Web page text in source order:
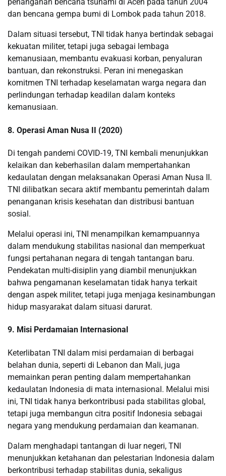
penanganan bencana tsunami di Aceh pada tahun 2004
dan bencana gempa bumi di Lombok pada tahun 2018.
Dalam situasi tersebut, TNI tidak hanya bertindak sebagai
kekuatan militer, tetapi juga sebagai lembaga
kemanusiaan, membantu evakuasi korban, penyaluran
bantuan, dan rekonstruksi. Peran ini menegaskan
komitmen TNI terhadap keselamatan warga negara dan
perlindungan terhadap keadilan dalam konteks
kemanusiaan.
8. Operasi Aman Nusa II (2020)
Di tengah pandemi COVID-19, TNI kembali menunjukkan
kelaikan dan keberhasilan dalam mempertahankan
kedaulatan dengan melaksanakan Operasi Aman Nusa II.
TNI dilibatkan secara aktif membantu pemerintah dalam
penanganan krisis kesehatan dan distribusi bantuan
sosial.
Melalui operasi ini, TNI menampilkan kemampuannya
dalam mendukung stabilitas nasional dan memperkuat
fungsi pertahanan negara di tengah tantangan baru.
Pendekatan multi-disiplin yang diambil menunjukkan
bahwa pengamanan keselamatan tidak hanya terkait
dengan aspek militer, tetapi juga menjaga kesinambungan
hidup masyarakat dalam situasi darurat.
9. Misi Perdamaian Internasional
Keterlibatan TNI dalam misi perdamaian di berbagai
belahan dunia, seperti di Lebanon dan Mali, juga
memainkan peran penting dalam mempertahankan
kedaulatan Indonesia di mata internasional. Melalui misi
ini, TNI tidak hanya berkontribusi pada stabilitas global,
tetapi juga membangun citra positif Indonesia sebagai
negara yang mendukung perdamaian dan keamanan.
Dalam menghadapi tantangan di luar negeri, TNI
menunjukkan ketahanan dan pelestarian Indonesia dalam
berkontribusi terhadap stabilitas dunia, sekaligus